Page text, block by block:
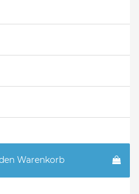
Warenkorb